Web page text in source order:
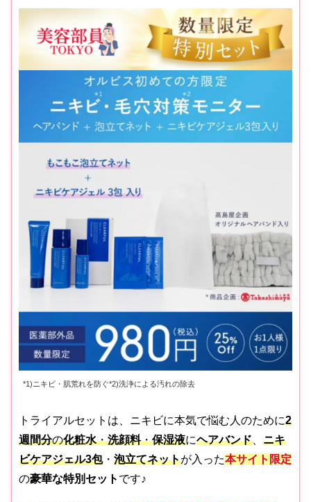
*1)ニキビ・肌荒れを防ぐ*2)洗浄による汚れの除去
トライアルセットは、ニキビに本気で悩む人のために2
週間分の化粧水・洗顔料・保湿液にヘアバンド
ニキ
ビケアジェル3包・ 泡立てネットが入った本サイト限定
の豪華な特別セット です♪